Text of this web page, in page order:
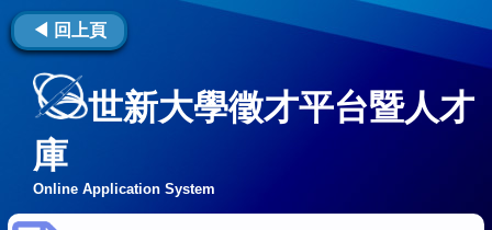
◀ 回上頁
世新大學徵才平台暨人才
庫
Online Application System